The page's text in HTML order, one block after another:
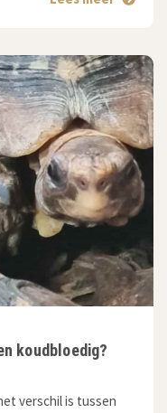
koudbloedig?
verschil is tussen